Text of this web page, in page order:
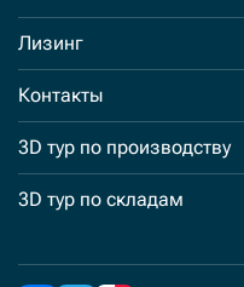
Лизинг
Контакты
3D тур по производству
3D тур по складам